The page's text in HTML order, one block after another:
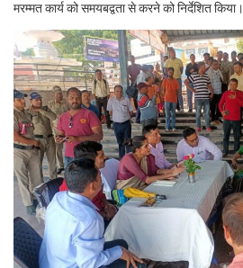
मरम्मत कार्य को समयबद्वता से करने को निर्देशित किया।